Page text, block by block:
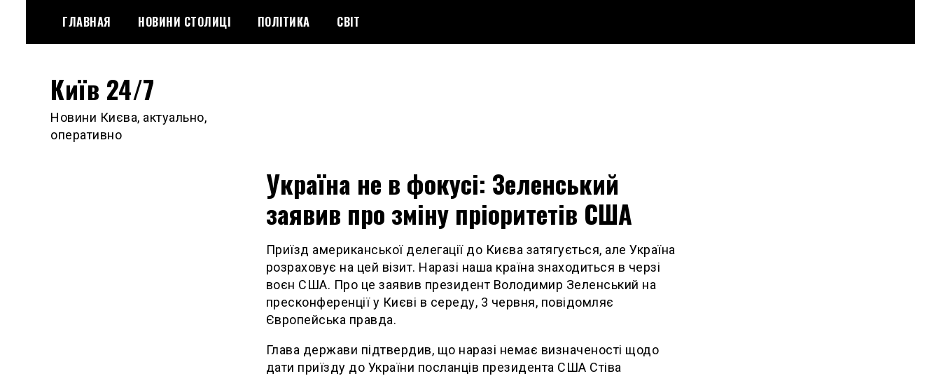
content
ГЛАВНАЯ НОВИНИ СТОЛИЦІ ПОЛІТИКА СВІТ
Київ 24/7
Новини Києва, актуально,
оперативно
Україна не в фокусі: Зеленський
заявив про зміну пріоритетів США
Приїзд американської делегації до Києва затягується, але Україна
розраховує на цей візит. Наразі наша країна знаходиться в черзі
воєн США. Про це заявив президент Володимир Зеленський на
пресконференції у Києві в середу, 3 червня, повідомляє
Європейська правда.
Глава держави підтвердив, що наразі немає визначеності щодо
дати приїзду до України посланців президента США Стіва